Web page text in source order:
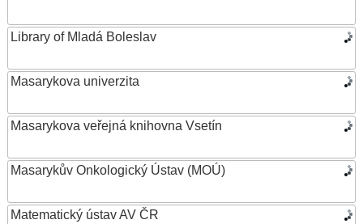
Library of Mladá Boleslav
Masarykova univerzita
Masarykova veřejná knihovna Vsetín
Masarykův Onkologický Ústav (MOÚ)
Matematický ústav AV ČR